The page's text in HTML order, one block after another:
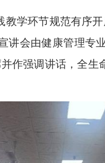
学环节规范有序
讲会由健康管理专
作强调讲话，全